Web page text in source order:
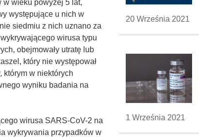
s
w
o
w wieku powyżej 5 lat,
występujące u nich w
siedmiu z nich uznano za
wirusa typu
obejmowały utratę lub
który nie występował
którym w niektórych
wyniku badania na
wirusa SARS-CoV-2 na
wykrywania przypadków w
20 Września 2021
1 Września 2021